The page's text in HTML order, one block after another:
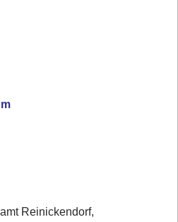
Reinickendorf,